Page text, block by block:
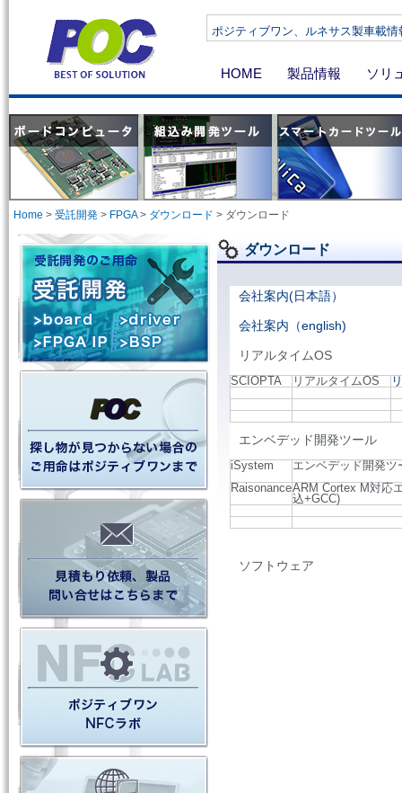
ポジティブワン、ルネサス製車載
HOME 製品情報 ソリ
Home > 受託開発 > FPGA> ダウンロード > ダウンロード
ダウンロード
会社案内(日本語）
会社案内（english)
リアルタイムOS
SCIOPTA リアルタイムOS
エンベデッド開発ツール
iSystem
エンベデッド開発
RaisonanceARM Cortex M対応
込+GCC)
ソフトウェア